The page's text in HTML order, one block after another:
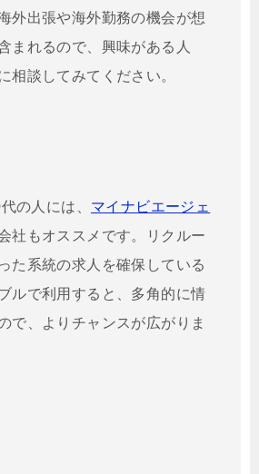
外出張や海外勤務の機会が想
まれるので、興味がある人
相談してみてください。
の人には、 マイナビエージェ
社もオススメです。リクルー
た系統の求人を確保している
ルで利用すると、多角的に情
で、よりチャンスが広がりま